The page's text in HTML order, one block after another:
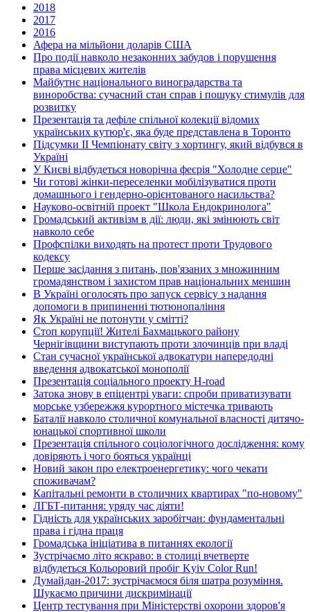
2018
2017
2016
Афера на мільйони доларів США
Про події навколо незаконних забудов і порушення
права місцевих жителів
Майбутнє національного виноградарства та
виноробства: сучасний стан справ і пошуку стимулів для
розвитку
Презентація та дефіле спільної колекції відомих
українських кутюр'є, яка буде представлена в Торонто
Підсумки ІІ Чемпіонату світу з хортингу, який відбувся в
Україні
У Києві відбудеться новорічна феєрія "Холодне серце"
Чи готові жінки-переселенки мобілізуватися проти
домашнього і гендерно-орієнтованого насильства?
Науково-освітній проект "Школа Ендокринолога"
Громадський активізм в дії: люди, які змінюють світ
навколо себе
Профспілки виходять на протест проти Трудового
кодексу
Перше засідання з питань, пов'язаних з множинним
громадянством і захистом прав національних меншин
В Україні оголосять про запуск сервісу з надання
допомоги в припиненні тютюнопаління
Як Україні не потонути у смітті?
Стоп корупції! Жителі Бахмацького району
Чернігівщини виступають проти злочинців при владі
Стан сучасної української адвокатури напередодні
введення адвокатської монополії
Презентація соціального проекту H-road
Затока знову в епіцентрі уваги: спроби приватизувати
морське узбережжя курортного містечка тривають
Баталії навколо столичної комунальної власності дитячо-
юнацької спортивної школи
Презентація спільного соціологічного дослідження: кому
довіряють і чого бояться українці
Новий закон про електроенергетику: чого чекати
споживачам?
Капітальні ремонти в столичних квартирах "по-новому"
ЛГБТ-питання: уряду час діяти!
Гідність для українських заробітчан: фундаментальні
права і гідна праця
Громадська ініціатива в питаннях екології
Зустрічаємо літо яскраво: в столиці вчетверте
відбудеться Кольоровий пробіг Kyiv Color Run!
Думайдан-2017: зустрічаємося біля шатра розуміння.
Шукаємо причини дискримінації
Центр тестування при Міністерстві охорони здоров'я